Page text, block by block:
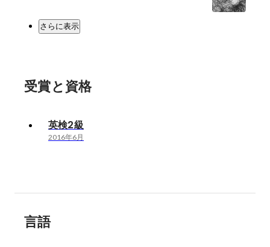
さらに表示
受賞と資格
英検2級
2016年6月
言語